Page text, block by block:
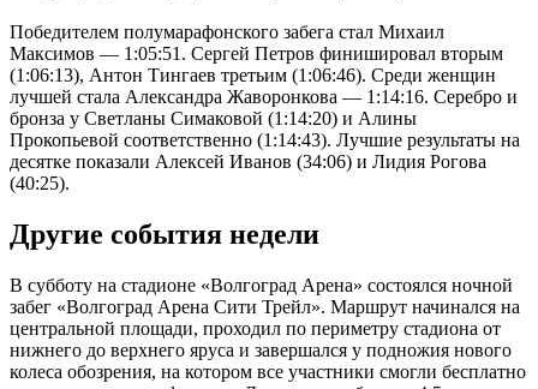
Победителем полумарафонского забега стал Михаил
Максимов — 1:05:51. Сергей Петров финишировал вторым
(1:06:13), Антон Тингаев третьим (1:06:46). Среди женщин
лучшей стала Александра Жаворонкова — 1:14:16. Серебро и
бронза у Светланы Симаковой (1:14:20) и Алины
Прокопьевой соответственно (1:14:43). Лучшие результаты на
десятке показали Алексей Иванов (34:06) и Лидия Рогова
(40:25).
Другие события недели
В субботу на стадионе «Волгоград Арена» состоялся ночной
забег «Волгоград Арена Сити Трейл». Маршрут начинался на
центральной площади, проходил по периметру стадиона от
нижнего до верхнего яруса и завершался у подножия нового
колеса обозрения, на котором все участники смогли бесплатно